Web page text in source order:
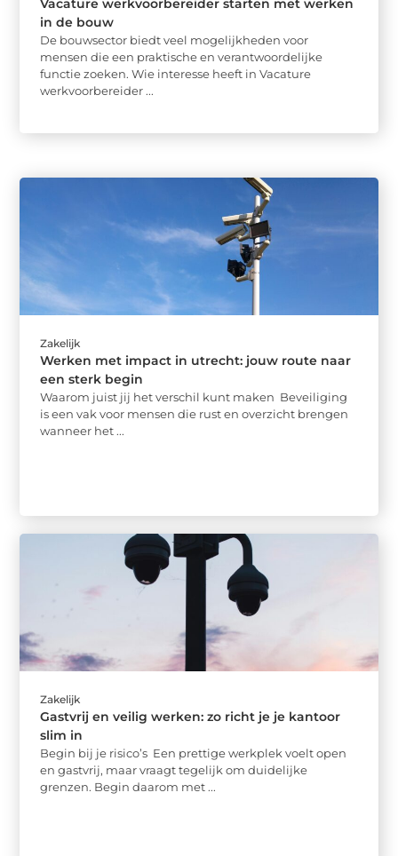
Vacature werkvoorbereider starten met werken
in de bouw
De bouwsector biedt veel mogelijkheden voor
mensen die een praktische en verantwoordelijke
functie zoeken. Wie interesse heeft in Vacature
werkvoorbereider ...
Zakelijk
Werken met impact in utrecht: jouw route naar
een sterk begin
Waarom juist jij het verschil kunt maken Beveiliging
is een vak voor mensen die rust en overzicht brengen
wanneer het ...
Zakelijk
Gastvrij en veilig werken: zo richt je je kantoor
slim in
Begin bij je risico’s Een prettige werkplek voelt open
en gastvrij, maar vraagt tegelijk om duidelijke
grenzen. Begin daarom met ...